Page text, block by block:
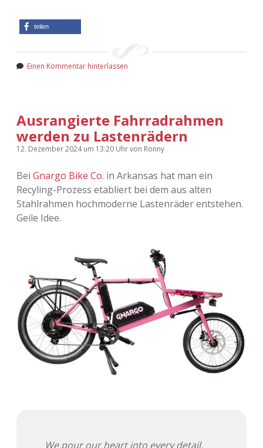
teilen
Einen Kommentar hinterlassen
Ausrangierte Fahrradrahmen
werden zu Lastenrädern
12. Dezember 2024um 13:20 Uhrvon Ronny
Bei Gnargo Bike Co. in Arkansas hat man ein
Recyling-Prozess etabliert bei dem aus alten
Stahlrahmen hochmoderne Lastenräder entstehen.
Geile Idee.
We pour our heart into every detail,